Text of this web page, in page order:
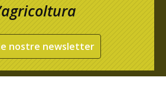
nostre newsletter